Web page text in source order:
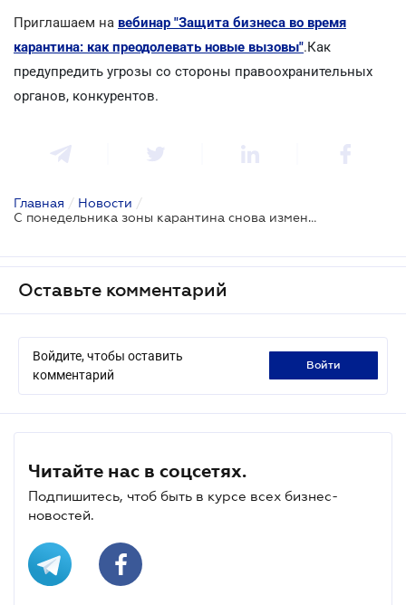
Приглашаем на вебинар "Защита бизнеса во время
карантина: как преодолевать новые вызовы".Как
предупредить угрозы со стороны правоохранительных
органов, конкурентов.
Главная / Новости /
С понедельника зоны карантина снова изменятся
Оставьте комментарий
Войдите, чтобы оставить
комментарий
войти
Читайте нас в соцсетях.
Подпишитесь, чтоб быть в курсе всех бизнес-
новостей.